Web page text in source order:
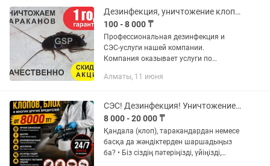
генераторам...
Дезинфекция, уничтожение клопов тараканов муравьев блох мышей крыс
100 - 8 000 ₸
Профессиональная дезинфекция и
СЭС-услуги нашей компании.
Компания оказывает услуги по
дезинфекции любой сложности по
Наш стаж работы...
Алматы, 11 июня
СЭС! Дезинфекция! Уничтожение клопов тараканов блох муравьев и мышей
8 000 - 20 000 ₸
Қандала (клоп), таракандардан немесе
басқа да жәндіктерден шаршадыңыз
ба? • Біз сіздің пәтеріңізді, үйіңізді,